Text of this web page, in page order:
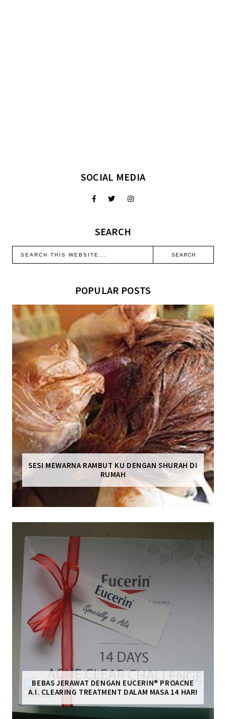
SOCIAL MEDIA
SEARCH
POPULAR POSTS
SESI MEWARNA RAMBUT KU DENGAN SHURAH DI
RUMAH
BEBAS JERAWAT DENGAN EUCERIN® PROACNE
A.I. CLEARING TREATMENT DALAM MASA 14 HARI